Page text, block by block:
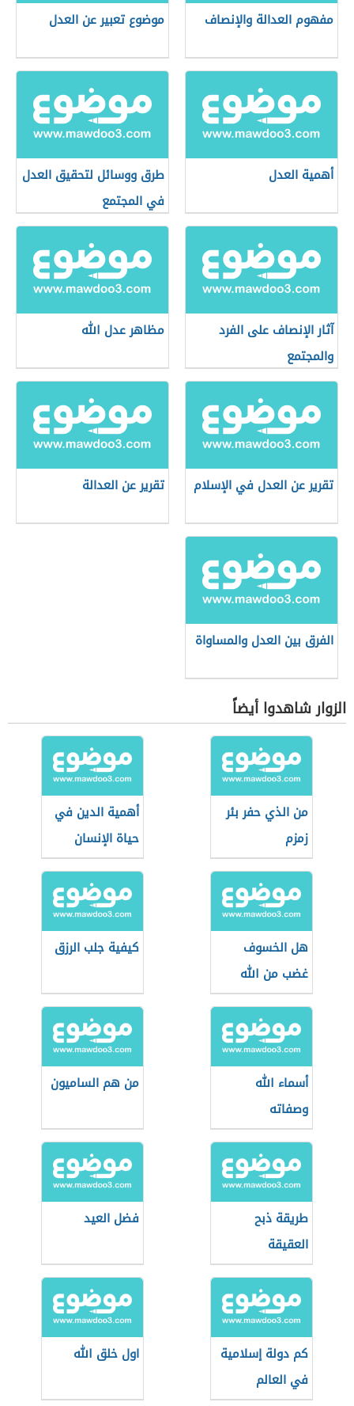
مفهوم العدالة والإنصاف موضوع تعبير عن العدل
أهمية العدل
طرق ووسائل لتحقيق العدل
في المجتمع
آثار الإنصاف على الفرد
والمجتمع
مظاهر عدل الله
تقرير عن العدل في الإسلام تقرير عن العدالة
الفرق بين العدل والمساواة
الزوار شاهدوا أيضاً
من الذي حفر بئر
زمزم
أهمية الدين في
حياة الإنسان
هل الخسوف
غضب من الله
كيفية جلب الرزق
أسماء الله
وصفاته
من هم الساميون
طريقة ذبح
العقيقة
فضل العيد
كم دولة إسلامية
في العالم
اول خلق الله